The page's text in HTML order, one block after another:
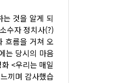
것을 알게 되
수자 정치사(?)
흐름을 거쳐 오
는 당시의 마음
<우리는 매일
끼며 감사했습